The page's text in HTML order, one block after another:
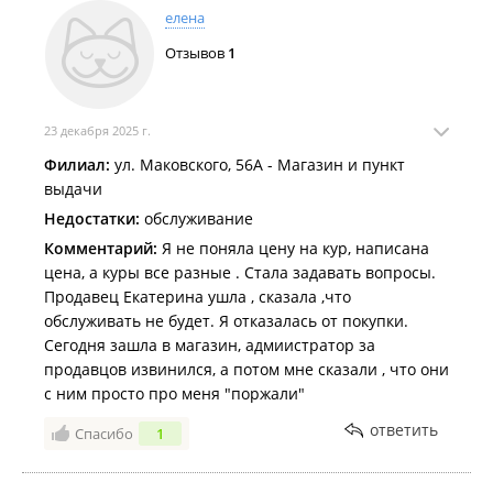
дом возможна только на сайте. Оплата по qr-коду,
картой, наличными, на сайте.
В г. Уссурийск- бесплатная доставка на дом при заказе от
сайте.
В г. Арсеньев, г. Кавалерово, г. Дальнегорск -бесплатная
доставка на дом при заказе от 3000 рублей по четвергам.
Оплата по qr-коду и наличными, на сайте.
В г. Лучегорск, г. Лесозаводск, г. Дальнереченскбесплатная
доставка на дом при заказе от 3000 рублей в понедельник и
вторник. Оплата по qr-коду и наличными, на сайте.
В г. Спасск-Дальний, г. Черниговка -бесплатная доставка на
дом при заказе от 3000 рублей по понедельникам. Оплата по
Qr-коду и наличными.
Подробности по доставке уточнять у оператора.
Оплата производится только в объеме фактически принятых
елена
Отзывов 1
23 декабря 2025 г.
Филиал: ул. Маковского, 56А - Магазин и пункт
выдачи
Недостатки: обслуживание
Комментарий: Я не поняла цену на кур, написана
цена, а куры все разные . Стала задавать вопросы.
Продавец Екатерина ушла , сказала ,что
обслуживать не будет. Я отказалась от покупки.
Сегодня зашла в магазин, адмиистратор за
продавцов извинился, а потом мне сказали , что они
с ним просто про меня "поржали"
Спасибо 1 ответить